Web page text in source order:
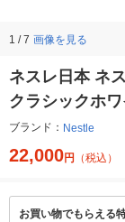
1 / 7 画像を見る
ネスレ日本 ネ
クラシックホ
ブランド： Nestle
22,000円 （税込）
お買い物でもらえる